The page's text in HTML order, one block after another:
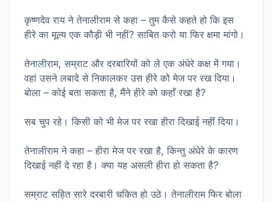
कृष्णदेव राय ने तेनालीराम से कहा – तुम कैसे कहते हो कि इस
हीरे का मूल्य एक कौड़ी भी नहीं? साबित करो या फिर क्षमा मांगो।
तेनालीराम, सम्राट और दरबारियों को ले एक अंधेरे कक्ष में गया।
वहां उसने लबादे से निकालकर उस हीरे को मेज पर रख दिया।
बोला – कोई बता सकता है, मैंने हीरे को कहाँ रखा है?
सब चुप रहे। किसी को भी मेज पर रखा हीरा दिखाई नहीं दिया।
तेनालीराम ने कहा – हीरा मेज पर रखा है, किन्तु अंधेरे के कारण
दिखाई नहीं दे रहा है। क्या यह असली हीरा हो सकता है?
सम्राट सहित सारे दरबारी चकित हो उठे। तेनालीराम फिर बोला